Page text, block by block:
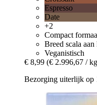
Espresso
Date
+2
Compact
Breed scala aan
Veganistisch
€ 8,99 (€ 2.996,67 /
Bezorging uiterlijk op